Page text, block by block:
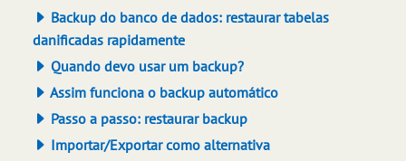
Backup do banco de dados: restaurar tabelas
danificadas rapidamente
Quando devo usar um backup?
Assim funciona o backup automático
Passo a passo: restaurar backup
Importar/Exportar como alternativa